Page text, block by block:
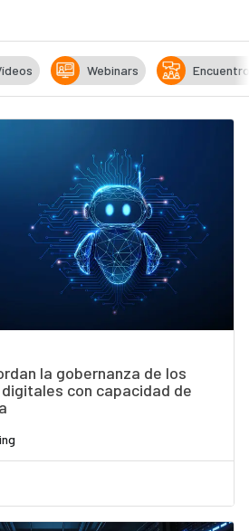
Webinars
la gobernanza de los
con capacidad de